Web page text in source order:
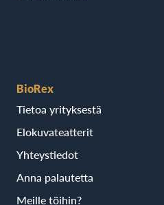
BioRex
Tietoa yrityksestä
Elokuvateatterit
Yhteystiedot
Anna palautetta
Meille töihin?